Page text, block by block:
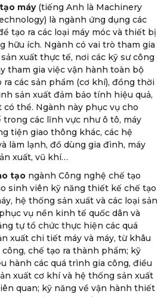
máy(tiếng Anh là Machinery
là ngành ứng dụng các
tạo ra các loại máy móc và thiết bị
hữu ích. Ngành có vai trò tham gia
xuất thực tế, nơi các kỹ sư công
tham gia việc vận hành toàn bộ
các sản phẩm (cơ khí), đồng thời
sản xuất đảm bảo tính hiệu quả,
thể. Ngành này phục vụ cho
các lĩnh vực như ô tô, máy
tiện giao thông khác, các hệ
làm lạnh, đồ dùng gia đình, máy
xuất, vũ khí…
tạo ngành Công nghệ chế tạo
sinh viên kỹ năng thiết kế chế tạo
hệ thống sản xuất và các loại sản
vụ nền kinh tế quốc dân và
tự tổ chức thực hiện các quá
xuất chi tiết máy và máy, từ khâu
chế tạo ra thành phẩm; kỹ
hành các quá trình gia công, điều
xuất cơ khí và hệ thống sản xuất
quan; kỹ năng về vận hành thiết